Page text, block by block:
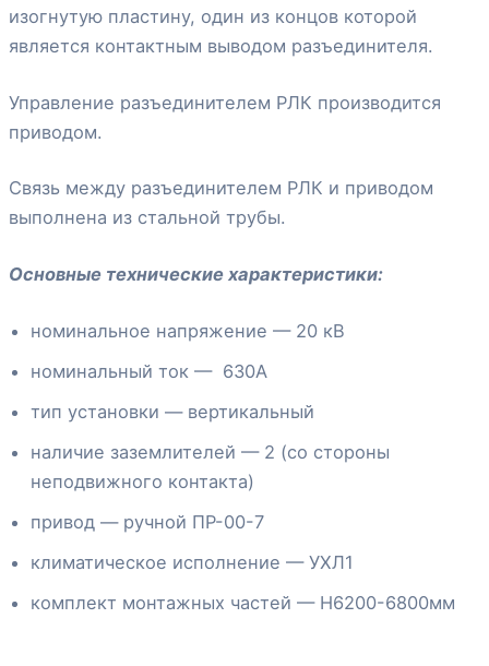
изогнутую пластину, один из концов которой
является контактным выводом разъединителя.
Управление разъединителем РЛК производится
приводом.
Связь между разъединителем РЛК и приводом
выполнена из стальной трубы.
Основные технические характеристики:
номинальное напряжение — 20 кВ
номинальный ток — 630А
тип установки — вертикальный
наличие заземлителей — 2 (со стороны
неподвижного контакта)
привод — ручной ПР-00-7
климатическое исполнение — УХЛ1
комплект монтажных частей — Н6200-6800мм